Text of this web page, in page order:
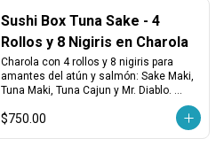
Sushi Box Tuna Sake - 4
Rollos y 8 Nigiris en Charola
Charola con 4 rollos y 8 nigiris para
amantes del atún y salmón: Sake Maki,
Tuna Maki, Tuna Cajun y Mr. Diablo.
Incluye 4 nigiris de atún y 4 de salmón
fresco. ¡Perfecto para los que saben lo
$750.00